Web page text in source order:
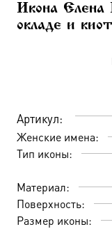
Икона
окладе и
Артикул:
Женские имена:
Тип иконы:
Материал:
Поверхность:
Размер иконы: